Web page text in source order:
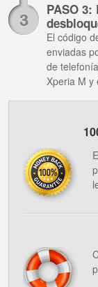
PASO
El código
enviadas
de
Xperia M y